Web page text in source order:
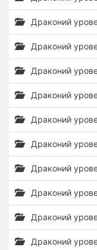
Драконий
Драконий
Драконий
Драконий
Драконий
Драконий
Драконий
Драконий
Драконий
Драконий